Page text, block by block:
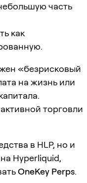
часть
как
«безрисковый
на жизнь или
торговли
в HLP, но и
Hyperliquid,
OneKey Perps.